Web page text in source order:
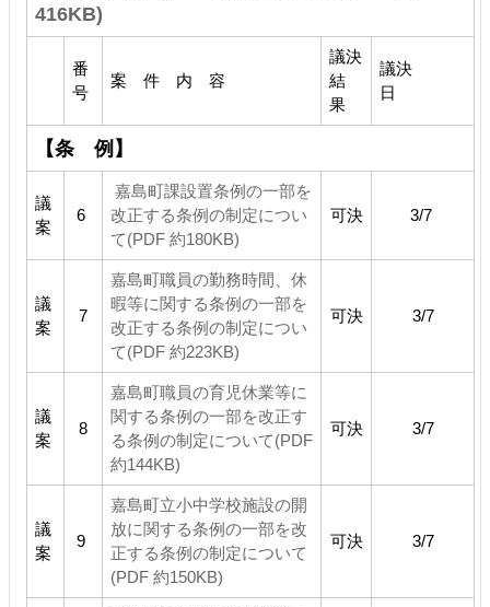
416KB)
番
号
案 件 内 容
議決
結
果
議決
日
【条 例】
議
案
6
嘉島町課設置条例の一部を
改正する条例の制定につい
て(PDF 約180KB)
可決 3/7
議
案
7
嘉島町職員の勤務時間、休
暇等に関する条例の一部を
改正する条例の制定につい
て(PDF 約223KB)
可決 3/7
議
案
8
嘉島町職員の育児休業等に
関する条例の一部を改正す
る条例の制定について(PDF
約144KB)
可決 3/7
議
案
9
嘉島町立小中学校施設の開
放に関する条例の一部を改
正する条例の制定について
(PDF 約150KB)
可決 3/7